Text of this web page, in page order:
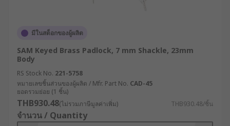
มีในสต็อกของผู้ผลิต
SAM Keyed Brass Padlock, 7 mm Shackle, 23mm
Body
RS Stock No. 221-5758
หมายเลขชิ้นส่วนของผู้ผลิต / Mfr. Part No. CAD-45
ยอดรวมย่อย (1 ชิ้น)
THB930.48(ไม่รวมภาษีมูลค่าเพิ่ม) THB930.48/ชิ้น
จำนวน / Quantity